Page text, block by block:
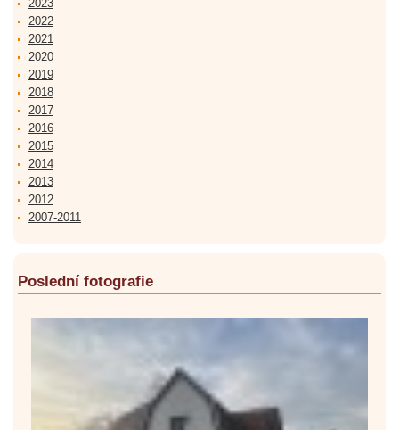
2023
2022
2021
2020
2019
2018
2017
2016
2015
2014
2013
2012
2007-2011
Poslední fotografie